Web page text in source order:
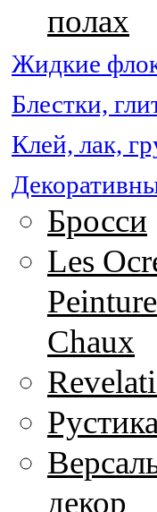
полах
Жидкие
Блестки,
Клей, лак,
Бросси
Les
Chaux
Рустика
декор